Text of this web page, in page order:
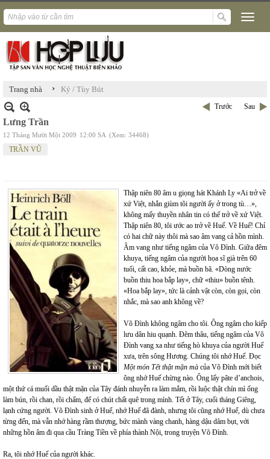
Trang nhà › Ký / Tùy Bút
Trước Sau
Lưng Trần
12 Tháng Mười Một 2009 12:00 SA (Xem: 34468)
TRẦN VŨ
Thập niên 80 âm u giọng hát Khánh Ly «Ai trở về
xứ Việt, nhắn giùm tôi người ấy ở trong tù…»,
không mấy thuyền nhân tin có thể trở về xứ Việt.
Thập niên 80, tôi ước ao trở về Huế. Về Huế! Chỉ
có hai chữ này thôi mà sao âm vang cả hồn mình.
Âm vang như tiếng ngâm của Võ Đình. Giữa đêm
khuya, tiếng ngâm của người họa sĩ già trên 60
tuổi, cất cao, khỏe, mà buồn bã. «Dòng nước
buồn thiu hoa bắp lay», chữ «thiu» buồn tênh.
«Hoa bắp lay», tức là cảnh vật còn, còn gọi, còn
nhắc, mà sao anh không về?
Võ Đình không ngâm cho tôi. Ông ngâm cho kiếp
lưu dân hiu quạnh. Đêm thâu, tiếng ngâm của Võ
Đình vang xa như tiếng hò khuya của người Huế
xưa, trên sông Hương. Chúng tôi nhớ Huế. Đọc
Một món Tết thật mặn mà của Võ Đình mới biết
ông nhớ Huế chừng nào. Ông lấy pâte d’anchois,
một thứ cá muối dầu thật mặn của Tây đánh nhuyễn ra làm mắm, rồi luộc thật chín mì ống
làm bún, rồi chan, rồi chấm, để có chút chất quê trong mình. Tết ở Tây, cuối tháng Giêng,
lạnh cứng người. Võ Đình sinh ở Huế, nhớ Huế đã đành, nhưng tôi cũng nhớ Huế, dù chưa
từng đến, mà vẫn nhớ hàng rầm thượng, bức mành vàng chanh, hàng dậu dâm bụt, với
những hồn âm đi qua cầu Tràng Tiền về phía thành Nội, trong truyện Võ Đình.
Ra, tôi nhớ Huế của người khác.